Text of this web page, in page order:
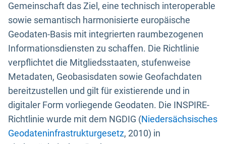
Gemeinschaft das Ziel, eine technisch interoperable
sowie semantisch harmonisierte europäische
Geodaten-Basis mit integrierten raumbezogenen
Informationsdiensten zu schaffen. Die Richtlinie
verpflichtet die Mitgliedsstaaten, stufenweise
Metadaten, Geobasisdaten sowie Geofachdaten
bereitzustellen und gilt für existierende und in
digitaler Form vorliegende Geodaten. Die INSPIRE-
Richtlinie wurde mit dem NGDIG (Niedersächsisches
Geodateninfrastrukturgesetz, 2010) in